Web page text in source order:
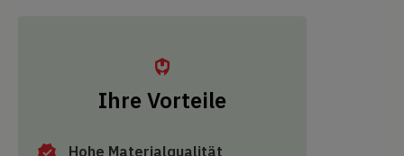
Ihre Vorteile
Hohe Materialqualität